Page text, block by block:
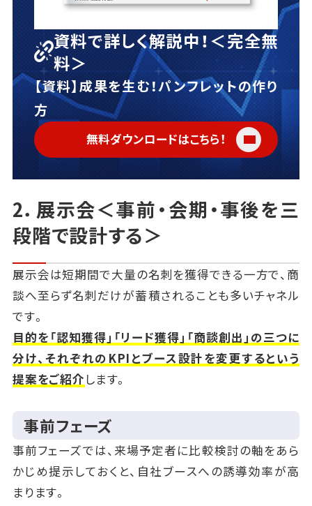
資料で詳しく解説中！＜完全無
料＞
【資料】成果を生む！パンフレットの作り
方
無料ダウンロードはこちら！
2．展示会＜事前・会期・事後を三
段階で設計する＞
展示会は短期間で大量の名刺を獲得できる一方で、商
談へ至らず名刺だけが蓄積されることも多いチャネル
です。
目的を「認知獲得」「リード獲得」「商談創出」の三つに
分け、それぞれのKPIとブース設計を変更するという
提案をご紹介 します。
事前フェーズ
事前フェーズでは、来場予定者に比較検討の軸をあら
かじめ提示しておくと、自社ブースへの誘導効率が高
まります。